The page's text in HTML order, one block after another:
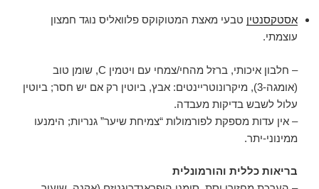
אסטקסנטין טבעי מאצת המטוקוקס פלוואליס נוגד חמצון
עוצמתי.
– חלבון איכותי, ברזל מהחי/צמחי עם ויטמין C, שומן טוב
(אומגה-3), מיקרונוטריינטים: אבץ, ביוטין רק אם יש חסר; ביוטין
עלול לשבש בדיקות מעבדה.
– אין עדות מספקת לפורמולות “צמיחת שיער” גנריות; הימנעו
ממינוני-יתר.
בריאות כללית והורמונלית